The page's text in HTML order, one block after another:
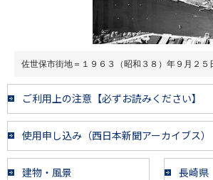
佐世保市街地＝１９６３（昭和３８）年９月２５
ご利用上の注意【必ずお読みください】
使用申し込み（西日本新聞アーカイブス）
建物・風景 長崎県